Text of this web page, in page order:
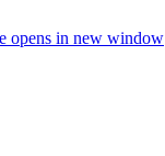
opens in new window